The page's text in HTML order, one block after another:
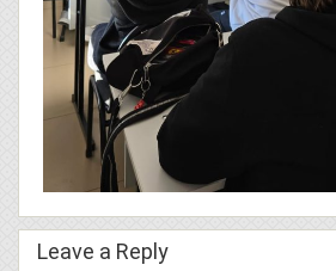
Leave a Reply